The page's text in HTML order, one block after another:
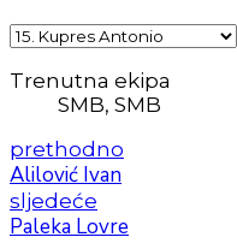
Trenutna ekipa
SMB, SMB
prethodno
Alilović Ivan
sljedeće
Paleka Lovre